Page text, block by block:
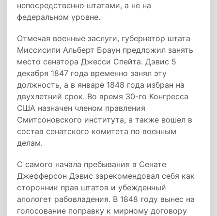
непосредственно штатами, а не на
федеральном уровне.
Отмечая военные заслуги, губернатор штата
Миссисипи Альберт Браун предложил занять
место сенатора Джесси Спейта. Дэвис 5
декабря 1847 года временно занял эту
должность, а в январе 1848 года избран на
двухлетний срок. Во время 30-го Конгресса
США назначен членом правления
Смитсоновского института, а также вошел в
состав сенатского комитета по военным
делам.
С самого начала пребывания в Сенате
Джефферсон Дэвис зарекомендовал себя как
сторонник прав штатов и убежденный
апологет рабовладения. В 1848 году вынес на
голосование поправку к мирному договору